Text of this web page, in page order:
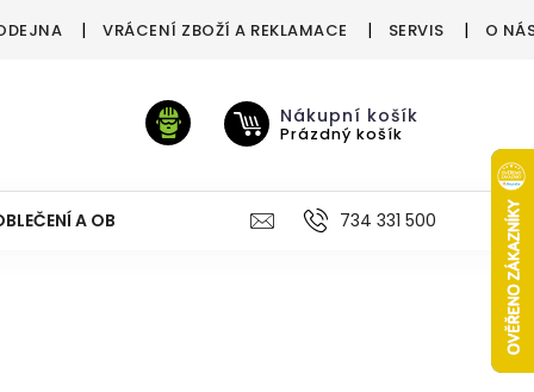
VRÁCENÍ ZBOŽÍ A REKLAMACE SERVIS O
Nákupní košík
Prázdný košík
A OBUV VÝŽIVA VÝPRODEJ %
734 331 500